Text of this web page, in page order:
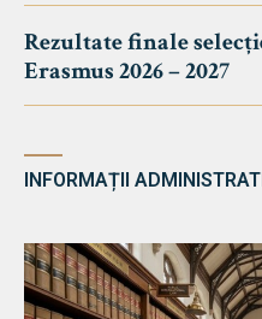
Rezultate finale
Erasmus 2026 – 2027
INFORMAȚII